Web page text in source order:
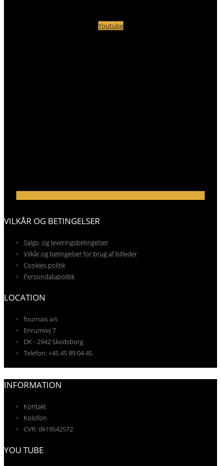
Youtube
VILKÅR OG BETINGELSER
Salgs- og leveringsbetingelser
Vilkår og betingelser for brug af billeder
Cookies politik
Persondatapolitik
LOCATION
fournais a/s
Enrumvej 7
DK - 2942 Skodsborg
Telefon: +45 45 89 04 45
INFORMATION
Kontakt
Kolofon
CVR: dk19542572
YOU TUBE